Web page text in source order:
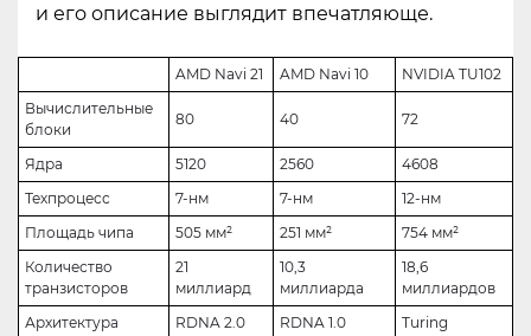
и его описание выглядит впечатляюще.
AMD Navi 21 AMD Navi 10
NVIDIA TU102
Вычислительные
блоки
80 40 72
Ядра 5120 2560
4608
Техпроцесс
7-нм 7-нм
12-нм
Площадь чипа
505 мм² 251 мм²
754 мм²
Количество
транзисторов
21
миллиард
10,3
миллиарда
18,6
миллиардов
Архитектура
RDNA 2.0 RDNA 1.0 Turing